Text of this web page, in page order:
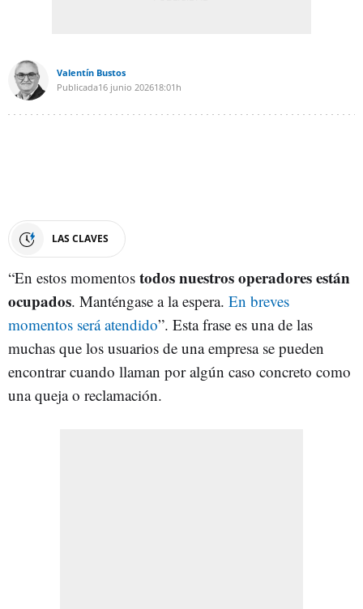
Valentín Bustos
Publicada16 junio 202618:01h
LAS CLAVES
“En estos momentos todos nuestros operadores están
ocupados. Manténgase a la espera. En breves
momentos será atendido”. Esta frase es una de las
muchas que los usuarios de una empresa se pueden
encontrar cuando llaman por algún caso concreto como
una queja o reclamación.